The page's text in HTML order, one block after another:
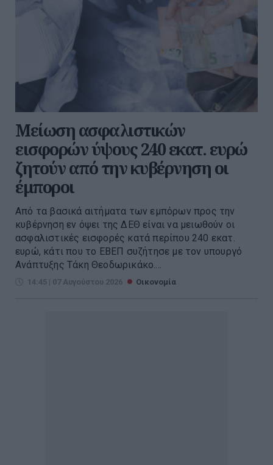
Μείωση ασφαλιστικών
εισφορών ύψους 240 εκατ. ευρώ
ζητούν από την κυβέρνηση οι
έμποροι
Από τα βασικά αιτήματα των εμπόρων προς την
κυβέρνηση εν όψει της ΔΕΘ είναι να μειωθούν οι
ασφαλιστικές εισφορές κατά περίπου 240 εκατ.
ευρώ, κάτι που το ΕΒΕΠ συζήτησε με τον υπουργό
Ανάπτυξης Τάκη Θεοδωρικάκο....
14:45 | 07 Αυγούστου 2026 Οικονομία